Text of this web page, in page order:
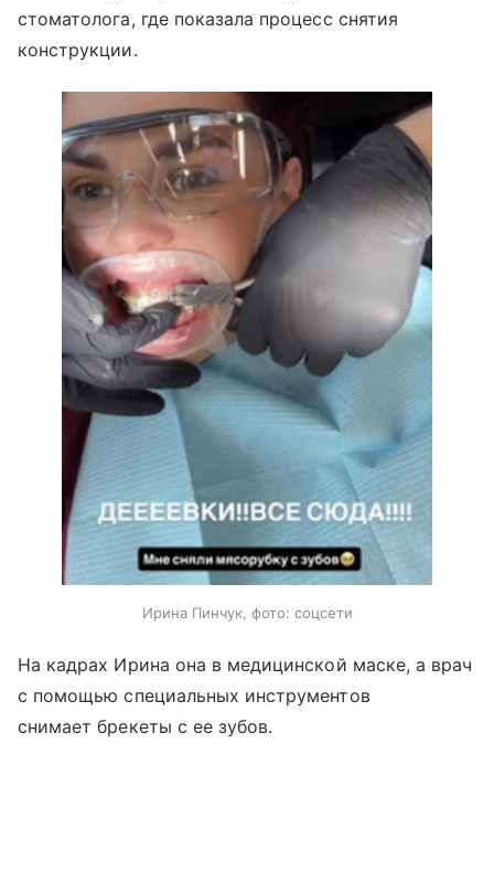
стоматолога, где показала процесс снятия
конструкции.
Ирина Пинчук, фото: соцсети
На кадрах Ирина она в медицинской маске, а врач
с помощью специальных инструментов
снимает брекеты с ее зубов.